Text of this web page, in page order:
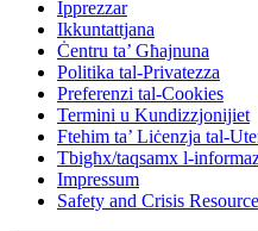
Ipprezzar
Ikkuntattjana
Ċentru ta’ Għajnuna
Politika tal-Privatezza
Preferenzi tal-Cookies
Termini u Kundizzjonijiet
Ftehim ta’ Liċenzja tal-
Tbigħx/taqsamx l-
Impressum
Safety and Crisis